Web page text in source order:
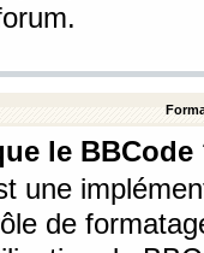
le BBCode
une
de